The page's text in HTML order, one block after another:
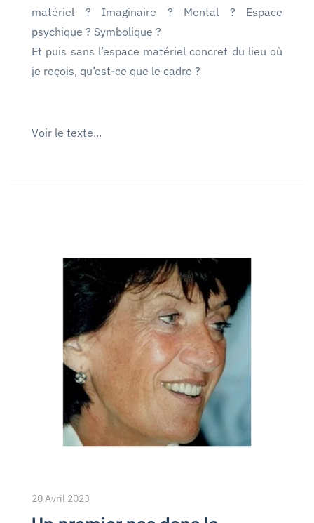
matériel ? Imaginaire ? Mental ? Espace
psychique ? Symbolique ?
Et puis sans l’espace matériel concret du lieu où
je reçois, qu’est-ce que le cadre ?
Voir le texte...
20 Avril 2023